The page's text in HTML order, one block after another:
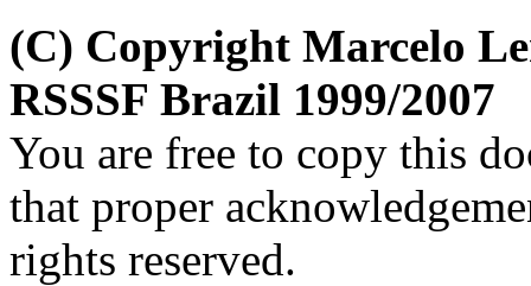
(C) Copyright Marcelo
RSSSF Brazil 1999/2007
You are free to copy this
that proper
rights reserved.